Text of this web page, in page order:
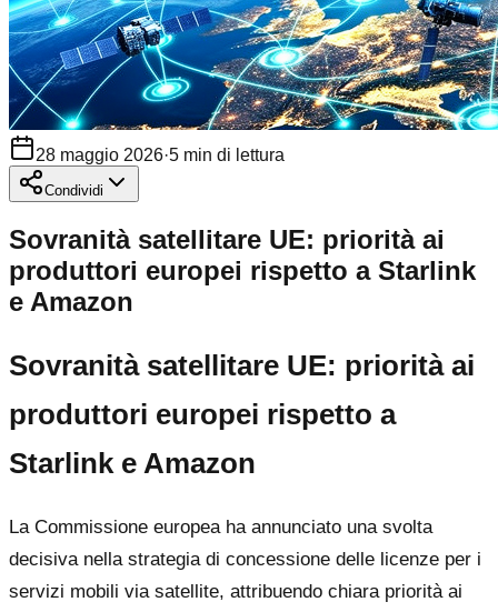
28 maggio 2026·5 min di lettura
Condividi
Sovranità satellitare UE: priorità ai
produttori europei rispetto a Starlink
e Amazon
Sovranità satellitare UE: priorità ai
produttori europei rispetto a
Starlink e Amazon
La Commissione europea ha annunciato una svolta
decisiva nella strategia di concessione delle licenze per i
servizi mobili via satellite, attribuendo chiara priorità ai